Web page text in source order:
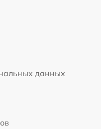
данных